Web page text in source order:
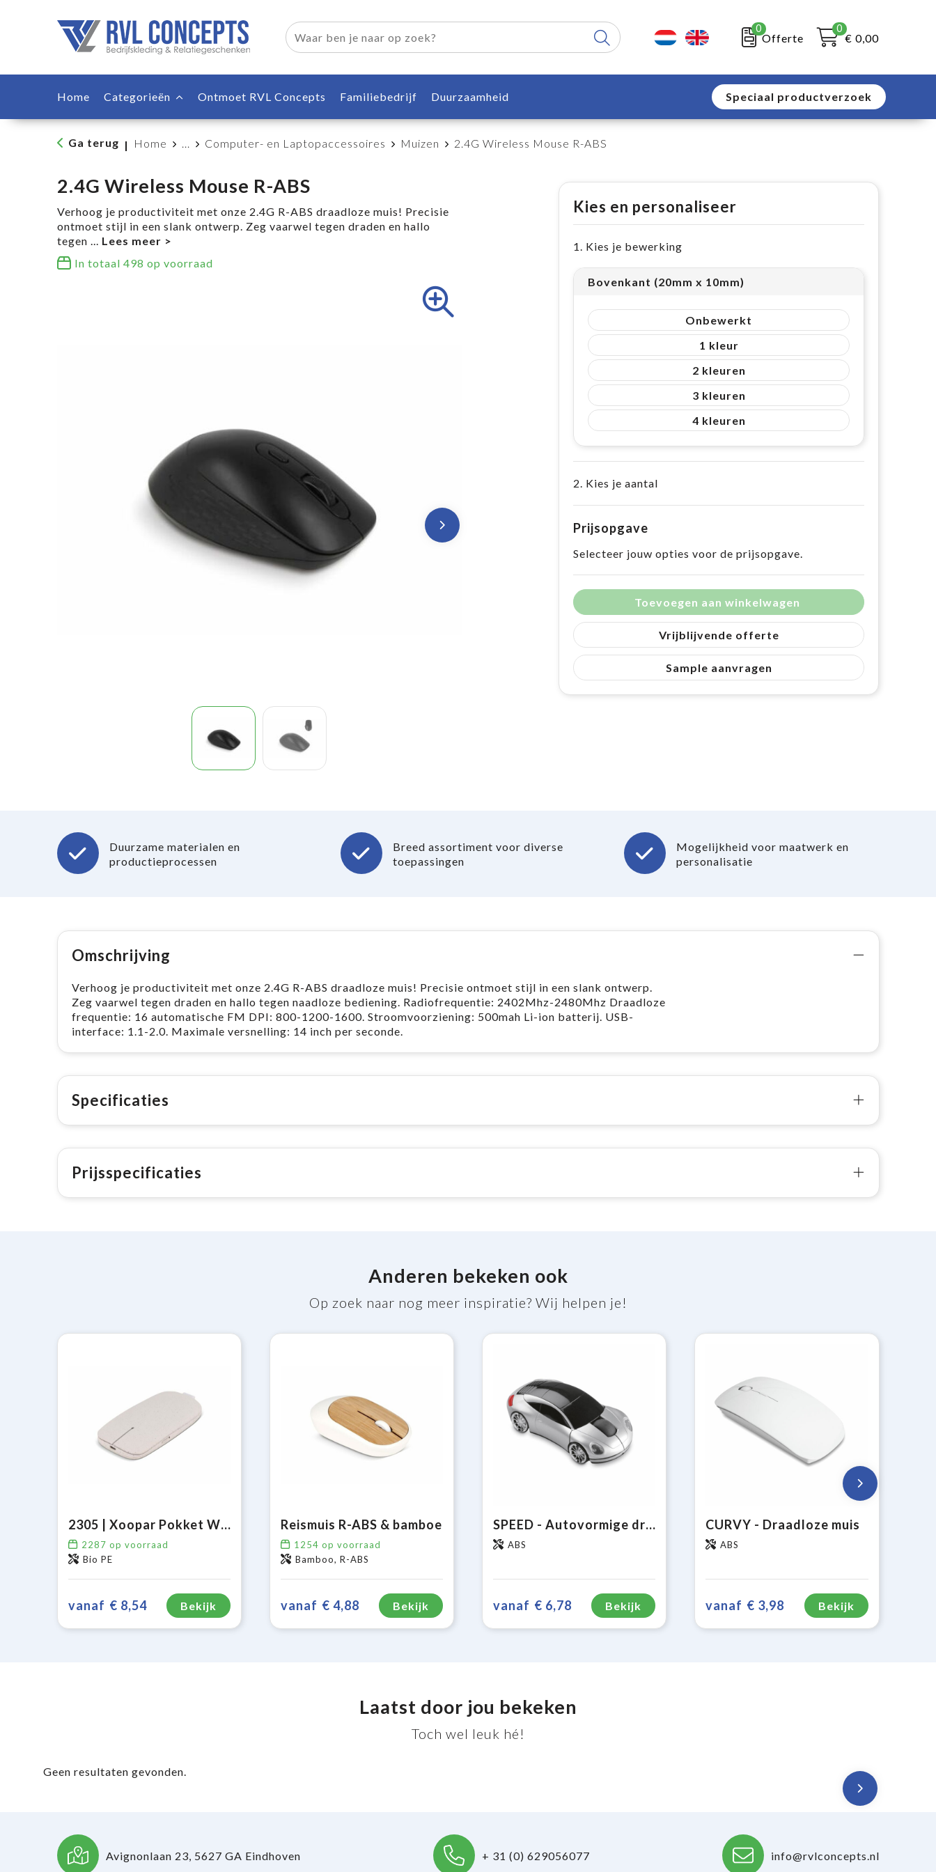
0
Offerte
0
€ 0,00
Home Categorieën Ontmoet RVL Concepts Familiebedrijf Duurzaamheid Speciaal productverzoek
Ga terug | Home ... Computer- en Laptopaccessoires Muizen 2.4G Wireless Mouse R-ABS
2.4G Wireless Mouse R-ABS
Verhoog je productiviteit met onze 2.4G R-ABS draadloze muis! Precisie
ontmoet stijl in een slank ontwerp. Zeg vaarwel tegen draden en hallo
tegen ...
In totaal 498 op voorraad
Kies en personaliseer
1. Kies je bewerking
Bovenkant (20mm x 10mm)
Onbewerkt
1
2
3
4
2. Kies je aantal
Prijsopgave
Selecteer jouw opties voor de prijsopgave.
Toevoegen aan winkelwagen
Vrijblijvende offerte
Sample aanvragen
Duurzame materialen en
productieprocessen
Breed assortiment voor diverse
toepassingen
Mogelijkheid voor maatwerk en
personalisatie
Omschrijving
Verhoog je productiviteit met onze 2.4G R-ABS draadloze muis! Precisie ontmoet stijl in een slank ontwerp.
Zeg vaarwel tegen draden en hallo tegen naadloze bediening. Radiofrequentie: 2402Mhz-2480Mhz Draadloze
frequentie: 16 automatische FM DPI: 800-1200-1600. Stroomvoorziening: 500mah Li-ion batterij. USB-
interface: 1.1-2.0. Maximale versnelling: 14 inch per seconde.
Specificaties
Prijsspecificaties
Anderen bekeken ook
Op zoek naar nog meer inspiratie? Wij helpen je!
2305 | Xoopar Pokket Wireless Mouse
2287 op voorraad
Bio PE
vanaf € 8,54 Bekijk
Reismuis R-ABS & bamboe
1254 op voorraad
Bamboo, R-ABS
vanaf € 4,88 Bekijk
SPEED - Autovormige draadloze muis
ABS
vanaf € 6,78 Bekijk
CURVY - Draadloze muis
ABS
vanaf € 3,98 Bekijk
Laatst door jou bekeken
Toch wel leuk hé!
Geen resultaten gevonden.
Avignonlaan 23, 5627 GA Eindhoven + 31 (0) 629056077 info@rvlconcepts.nl